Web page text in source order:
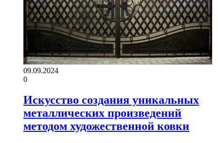
09.09.2024
0
Искусство создания уникальных
металлических произведений
методом художественной ковки